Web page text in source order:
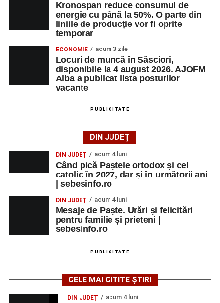
Kronospan reduce consumul de
energie cu până la 50%. O parte din
liniile de producție vor fi oprite
temporar
ECONOMIE acum 3 zile
Locuri de muncă în Săsciori,
disponibile la 4 august 2026. AJOFM
Alba a publicat lista posturilor
vacante
PUBLICITATE
DIN JUDEȚ
DIN JUDEȚ acum 4 luni
Când pică Paștele ortodox și cel
catolic în 2027, dar și în următorii ani
| sebesinfo.ro
DIN JUDEȚ acum 4 luni
Mesaje de Paște. Urări și felicitări
pentru familie și prieteni |
sebesinfo.ro
PUBLICITATE
CELE MAI CITITE ȘTIRI
DIN JUDEȚ acum 4 luni